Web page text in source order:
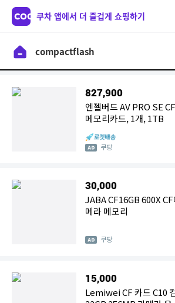
쿠차 앱에서 더 즐겁게 쇼핑하기
827,900
엔젤버드 AV PRO SE
메모리카드, 1개, 1TB
쿠팡
30,000
JABA CF16GB 600X
메라 메모리
쿠팡
15,000
Lemiwei CF 카드 C10